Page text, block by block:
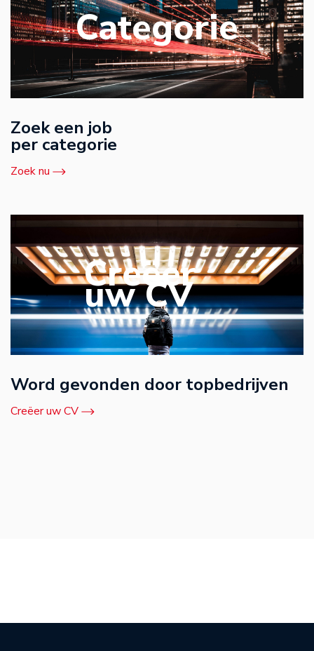
Categorie
Zoek een job
per categorie
Zoek nu
Creëer
uw CV
Word gevonden door topbedrijven
Creëer uw CV